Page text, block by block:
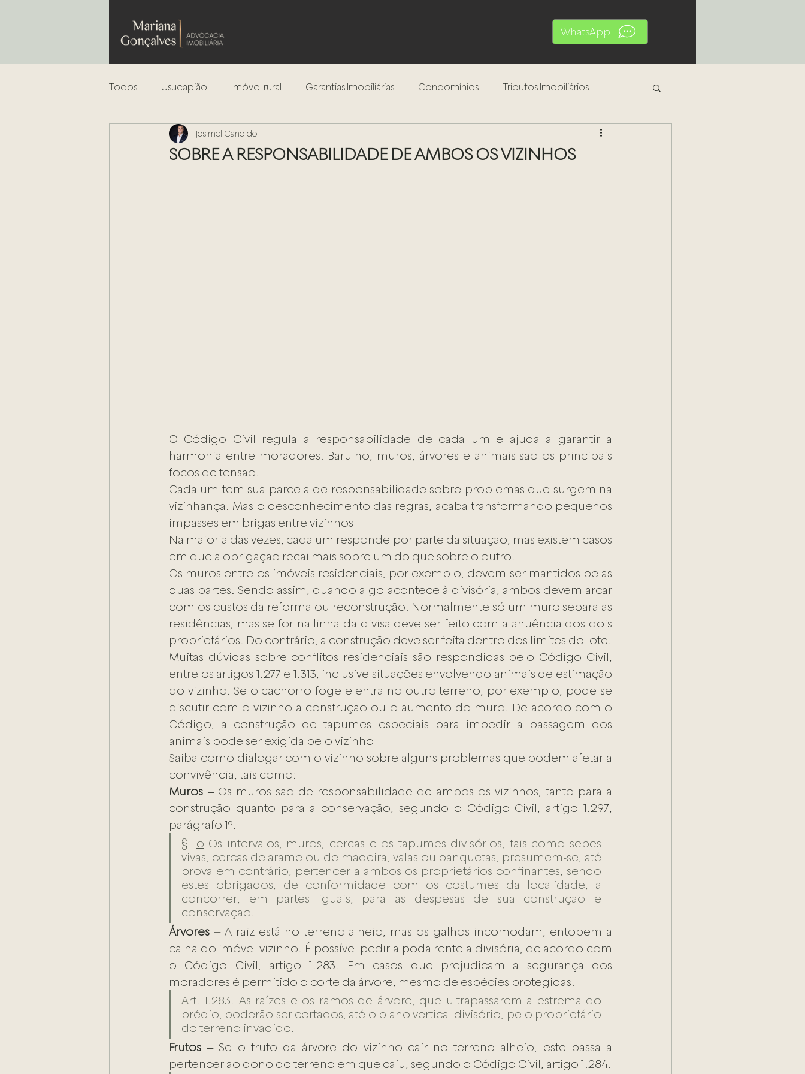
WhatsApp
Todos Usucapião Imóvel rural Garantias Imobiliárias Condomínios Tributos Imobiliários
Análise de risco
SOBRE A RESPONSABILIDADE DE AMBOS OS VIZINHOS
Josimel Candido
O Código Civil regula a responsabilidade de cada um e ajuda a garantir a
harmonia entre moradores. Barulho, muros, árvores e animais são os principais
focos de tensão.
Cada um tem sua parcela de responsabilidade sobre problemas que surgem na
vizinhança. Mas o desconhecimento das regras, acaba transformando pequenos
impasses em brigas entre vizinhos
Na maioria das vezes, cada um responde por parte da situação, mas existem casos
em que a obrigação recai mais sobre um do que sobre o outro.
Os muros entre os imóveis residenciais, por exemplo, devem ser mantidos pelas
duas partes. Sendo assim, quando algo acontece à divisória, ambos devem arcar
com os custos da reforma ou reconstrução. Normalmente só um muro separa as
residências, mas se for na linha da divisa deve ser feito com a anuência dos dois
proprietários. Do contrário, a construção deve ser feita dentro dos limites do lote.
Muitas dúvidas sobre conflitos residenciais são respondidas pelo Código Civil,
entre os artigos 1.277 e 1.313, inclusive situações envolvendo animais de estimação
do vizinho. Se o cachorro foge e entra no outro terreno, por exemplo, pode-se
discutir com o vizinho a construção ou o aumento do muro. De acordo com o
Código, a construção de tapumes especiais para impedir a passagem dos
animais pode ser exigida pelo vizinho
Saiba como dialogar com o vizinho sobre alguns problemas que podem afetar a
convivência, tais como:
Muros – Os muros são de responsabilidade de ambos os vizinhos, tanto para a
construção quanto para a conservação, segundo o Código Civil, artigo 1.297,
parágrafo 1º.
§ 1o Os intervalos, muros, cercas e os tapumes divisórios, tais como sebes
vivas, cercas de arame ou de madeira, valas ou banquetas, presumem-se, até
prova em contrário, pertencer a ambos os proprietários confinantes, sendo
estes obrigados, de conformidade com os costumes da localidade, a
concorrer, em partes iguais, para as despesas de sua construção e
conservação.
Árvores – A raiz está no terreno alheio, mas os galhos incomodam, entopem a
calha do imóvel vizinho. É possível pedir a poda rente a divisória, de acordo com
o Código Civil, artigo 1.283. Em casos que prejudicam a segurança dos
moradores é permitido o corte da árvore, mesmo de espécies protegidas.
Art. 1.283. As raízes e os ramos de árvore, que ultrapassarem a estrema do
prédio, poderão ser cortados, até o plano vertical divisório, pelo proprietário
do terreno invadido.
Frutos – Se o fruto da árvore do vizinho cair no terreno alheio, este passa a
pertencer ao dono do terreno em que caiu, segundo o Código Civil, artigo 1.284.